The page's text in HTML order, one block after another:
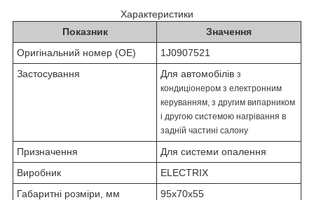
Характеристики
Показник
Значення
Оригінальний номер (OE)
1J0907521
Застосування
Для автомобілів з
кондиціонером з електронним
керуванням, з другим випарником
і другою системою нагрівання в
задній частині салону
Призначення
Для системи опалення
Виробник
ELECTRIX
Габаритні розміри, мм
95х70х55